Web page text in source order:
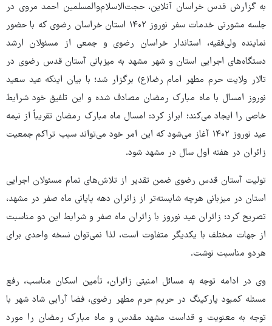
به گزارش قدس خراسان آنلاین، حجت‌الاسلام‌والمسلمین احمد مروی در
جلسه مشورتی خدمات سفر نوروز ۱۴۰۲ استان خراسان رضوی که با حضور
نماینده ولی‌فقیه، استاندار خراسان رضوی و جمعی از مسئولان ارشد
دستگاه‌های اجرایی استان و شهر مشهد به میزبانی آستان قدس رضوی در
تالار ولایت حرم مطهر امام رضا(ع) برگزار شد؛ با بیان اینکه عید سعید
نوروز امسال با ماه مبارک رمضان مصادف شده و این تلفیق خود شرایط
خاصی را ایجاد می‌کند؛ ابراز کرد: امسال ماه مبارک رمضان تقریباً از نیمه
عید نوروز ۱۴۰۲ آغاز می‌شود که این امر خود می‌تواند سبب تراکم جمعیت
زائران در هفته اول سال در مشهد شود.
تولیت آستان قدس رضوی ضمن تقدیر از تلاش‌های تمام مسئولان اجرایی
استان در میزبانی هرچه شایسته‌تر از زائران دهه پایانی ماه صفر در مشهد،
تصریح کرد: زائران عید نوروز با زائران ماه صفر و شرایط این دو مناسبت
از جهات مختلف با یکدیگر متفاوت است، لذا نمی‌توان نسخه واحدی برای
هردو مناسبت نوشت.
وی در ادامه توجه به مسائل امنیتی زائران، تأمین اسکان مناسب، رفع
مسئله کمبود پارکینگ در حریم حرم مطهر رضوی، فضا آرایی شاد شهر با
توجه به معنویت و قداست مشهد مقدس و ماه مبارک رمضان را مورد